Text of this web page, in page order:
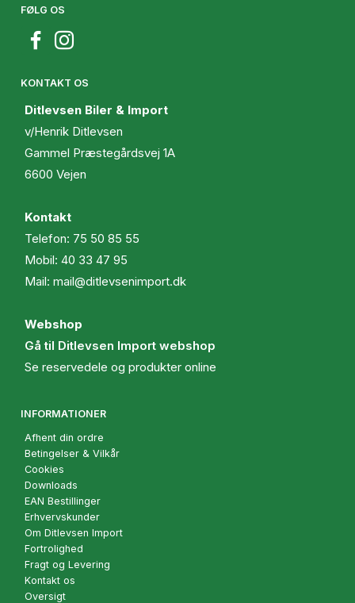
FØLG OS
KONTAKT OS
Ditlevsen Biler & Import
v/Henrik Ditlevsen
Gammel Præstegårdsvej 1A
6600 Vejen
Kontakt
Telefon: 75 50 85 55
Mobil: 40 33 47 95
Mail: mail@ditlevsenimport.dk
Webshop
Gå til Ditlevsen Import webshop
Se reservedele og produkter online
INFORMATIONER
Afhent din ordre
Betingelser & Vilkår
Cookies
Downloads
EAN Bestillinger
Erhvervskunder
Om Ditlevsen Import
Fortrolighed
Fragt og Levering
Kontakt os
Oversigt